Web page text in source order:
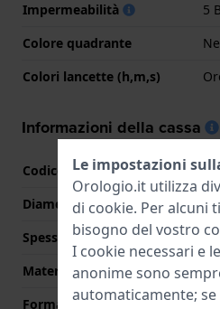
Impermeabilità
5
Colore quadrante
Colori lancette (h,m,s)
Informazioni della cassa
Codice cassa
Diametro
Spessore della cassa
Materiale cassa
Forma della cassa
Le impostazioni
Orologio.it utilizza
di cookie. Per alcuni
bisogno del vostro
I cookie necessari e
anonime sono
automaticamente; se